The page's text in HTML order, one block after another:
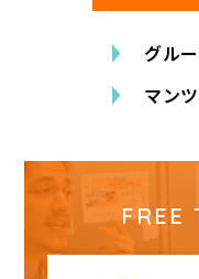
グル
マン
FREE